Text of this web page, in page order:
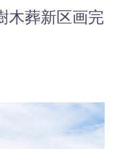
木葬新区画完